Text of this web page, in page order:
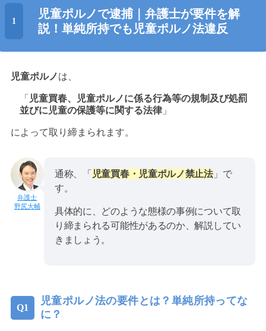
児童ポルノで逮捕｜弁護士が要件を解
説！単純所持でも児童ポルノ法違反
児童ポルノは、
「 児童買春、児童ポルノに係る行為等の規制及び処罰
並びに児童の保護等に関する法律」
によって取り締まられます。
野尻大輔
通称、「 児童買春・児童ポルノ禁止法」で
す。
具体的に、どのような態様の事例について取
り締まられる可能性があるのか、解説してい
きましょう。
児童ポルノ法の要件とは？単純所持ってな
に？